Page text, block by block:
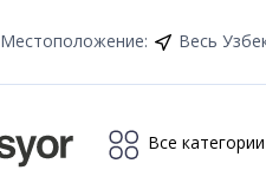
Местоположение: Весь
Все категории